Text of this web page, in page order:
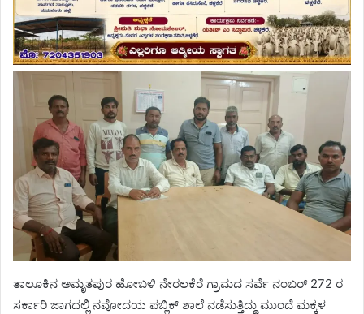
ತಾಲೂಕಿನ ಅಮೃತಪುರ ಹೋಬಳಿ ನೇರಲಕೆರೆ ಗ್ರಾಮದ ಸರ್ವೆ ನಂಬರ್ 272 ರ
ಸರ್ಕಾರಿ ಜಾಗದಲ್ಲಿ ನವೋದಯ ಪಬ್ಲಿಕ್ ಶಾಲೆ ನಡೆಸುತ್ತಿದ್ದು ಮುಂದೆ ಮಕ್ಕಳ